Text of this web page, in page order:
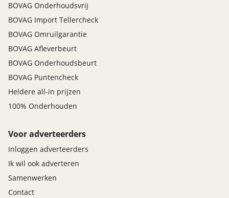
BOVAG Onderhoudsvrij
BOVAG Import Tellercheck
BOVAG Omruilgarantie
BOVAG Afleverbeurt
BOVAG Onderhoudsbeurt
BOVAG Puntencheck
Heldere all-in prijzen
100% Onderhouden
Voor adverteerders
Inloggen adverteerders
Ik wil ook adverteren
Samenwerken
Contact